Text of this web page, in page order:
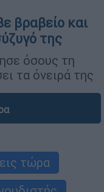
βραβείο και
της
όσους τη
τα όνειρά της
τώρα